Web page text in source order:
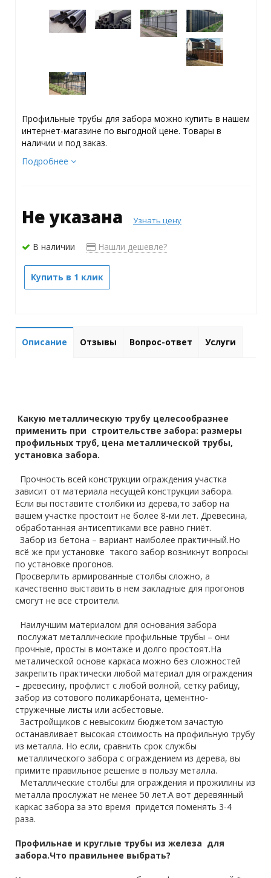
Профильные трубы для забора можно купить в нашем
интернет-магазине по выгодной цене. Товары в
наличии и под заказ.
Подробнее
Не указана Узнать цену
В наличии Нашли дешевле?
Купить в 1 клик
Описание Отзывы Вопрос-ответ Услуги
Какую металлическую трубу целесообразнее
применить при строительстве забора: размеры
профильных труб, цена металлической трубы,
установка забора.
Прочность всей конструкции ограждения участка
зависит от материала несущей конструкции забора.
Если вы поставите столбики из дерева,то забор на
вашем участке простоит не более 8-ми лет. Древесина,
обработанная антисептиками все равно гниёт.
Забор из бетона – вариант наиболее практичный.Но
всё же при установке такого забор возникнут вопросы
по установке прогонов.
Просверлить армированные столбы сложно, а
качественно выставить в нем закладные для прогонов
смогут не все строители.
Наилучшим материалом для основания забора
послужат металлические профильные трубы – они
прочные, просты в монтаже и долго простоят.На
металической основе каркаса можно без сложностей
закрепить практически любой материал для ограждения
– древесину, профлист с любой волной, сетку рабицу,
забор из сотового поликарбоната, цементно-
стружечные листы или асбестовые.
Застройщиков с невысоким бюджетом зачастую
останавливает высокая стоимость на профильную трубу
из металла. Но если, сравнить срок службы
металлического забора с ограждением из дерева, вы
примите правильное решение в пользу металла.
Металлические столбы для ограждения и прожилины из
металла прослужат не менее 50 лет.А вот деревянный
каркас забора за это время придется поменять 3-4
раза.
Профильнае и круглые трубы из железа для
забора.Что правильнее выбрать?